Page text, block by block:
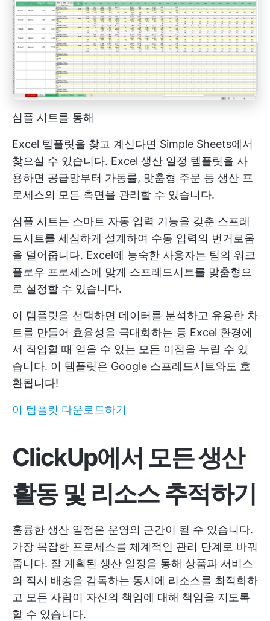
심플 시트를 통해
Excel 템플릿을 찾고 계신다면 Simple Sheets에서
찾으실 수 있습니다. Excel 생산 일정 템플릿을 사
용하면 공급망부터 가동률, 맞춤형 주문 등 생산 프
로세스의 모든 측면을 관리할 수 있습니다.
심플 시트는 스마트 자동 입력 기능을 갖춘 스프레
드시트를 세심하게 설계하여 수동 입력의 번거로움
을 덜어줍니다. Excel에 능숙한 사용자는 팀의 워크
플로우 프로세스에 맞게 스프레드시트를 맞춤형으
로 설정할 수 있습니다.
이 템플릿을 선택하면 데이터를 분석하고 유용한 차
트를 만들어 효율성을 극대화하는 등 Excel 환경에
서 작업할 때 얻을 수 있는 모든 이점을 누릴 수 있
습니다. 이 템플릿은 Google 스프레드시트와도 호
환됩니다!
이 템플릿 다운로드하기
ClickUp에서 모든 생산
활동 및 리소스 추적하기
훌륭한 생산 일정은 운영의 근간이 될 수 있습니다.
가장 복잡한 프로세스를 체계적인 관리 단계로 바꿔
줍니다. 잘 계획된 생산 일정을 통해 상품과 서비스
의 적시 배송을 감독하는 동시에 리소스를 최적화하
고 모든 사람이 자신의 책임에 대해 책임을 지도록
할 수 있습니다.